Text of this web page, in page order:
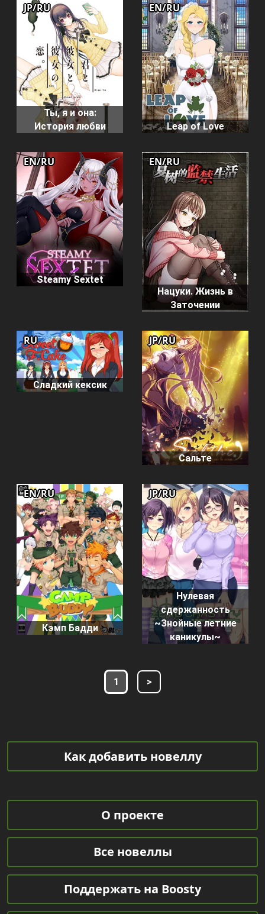
Ты, я и она:
История любви
JP/RU
Leap of Love
EN/RU
Steamy Sextet
EN/RU
Нацуки. Жизнь в
Заточении
EN/RU
Сладкий кексик
RU
Сальте
JP/RU
Кэмп Бадди
EN/RU
Нулевая
сдержанность
~Знойные летние
каникулы~
JP/RU
1 >
Как добавить новеллу
О проекте
Все новеллы
Поддержать на Boosty